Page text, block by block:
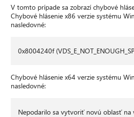
V tomto prípade sa zobrazí chybové
Chybové hlásenie x86 verzie systému
nasledovné:
0x8004240f
Chybové hlásenie x64 verzie systému
nasledovné:
Nepodarilo sa vytvoriť novú oblasť na